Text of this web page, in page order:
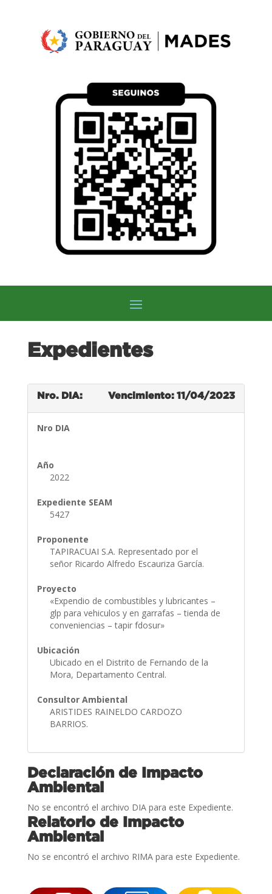
Expedientes
Nro. DIA: Vencimiento: 11/04/2023
Nro DIA
Año
2022
Expediente SEAM
5427
Proponente
TAPIRACUAI S.A. Representado por el
señor Ricardo Alfredo Escauriza García.
Proyecto
«Expendio de combustibles y lubricantes –
glp para vehiculos y en garrafas – tienda de
conveniencias – tapir fdosur»
Ubicación
Ubicado en el Distrito de Fernando de la
Mora, Departamento Central.
Consultor Ambiental
ARISTIDES RAINELDO CARDOZO
BARRIOS.
Declaración de Impacto
Ambiental
No se encontró el archivo DIA para este Expediente.
Relatorio de Impacto
Ambiental
No se encontró el archivo RIMA para este Expediente.